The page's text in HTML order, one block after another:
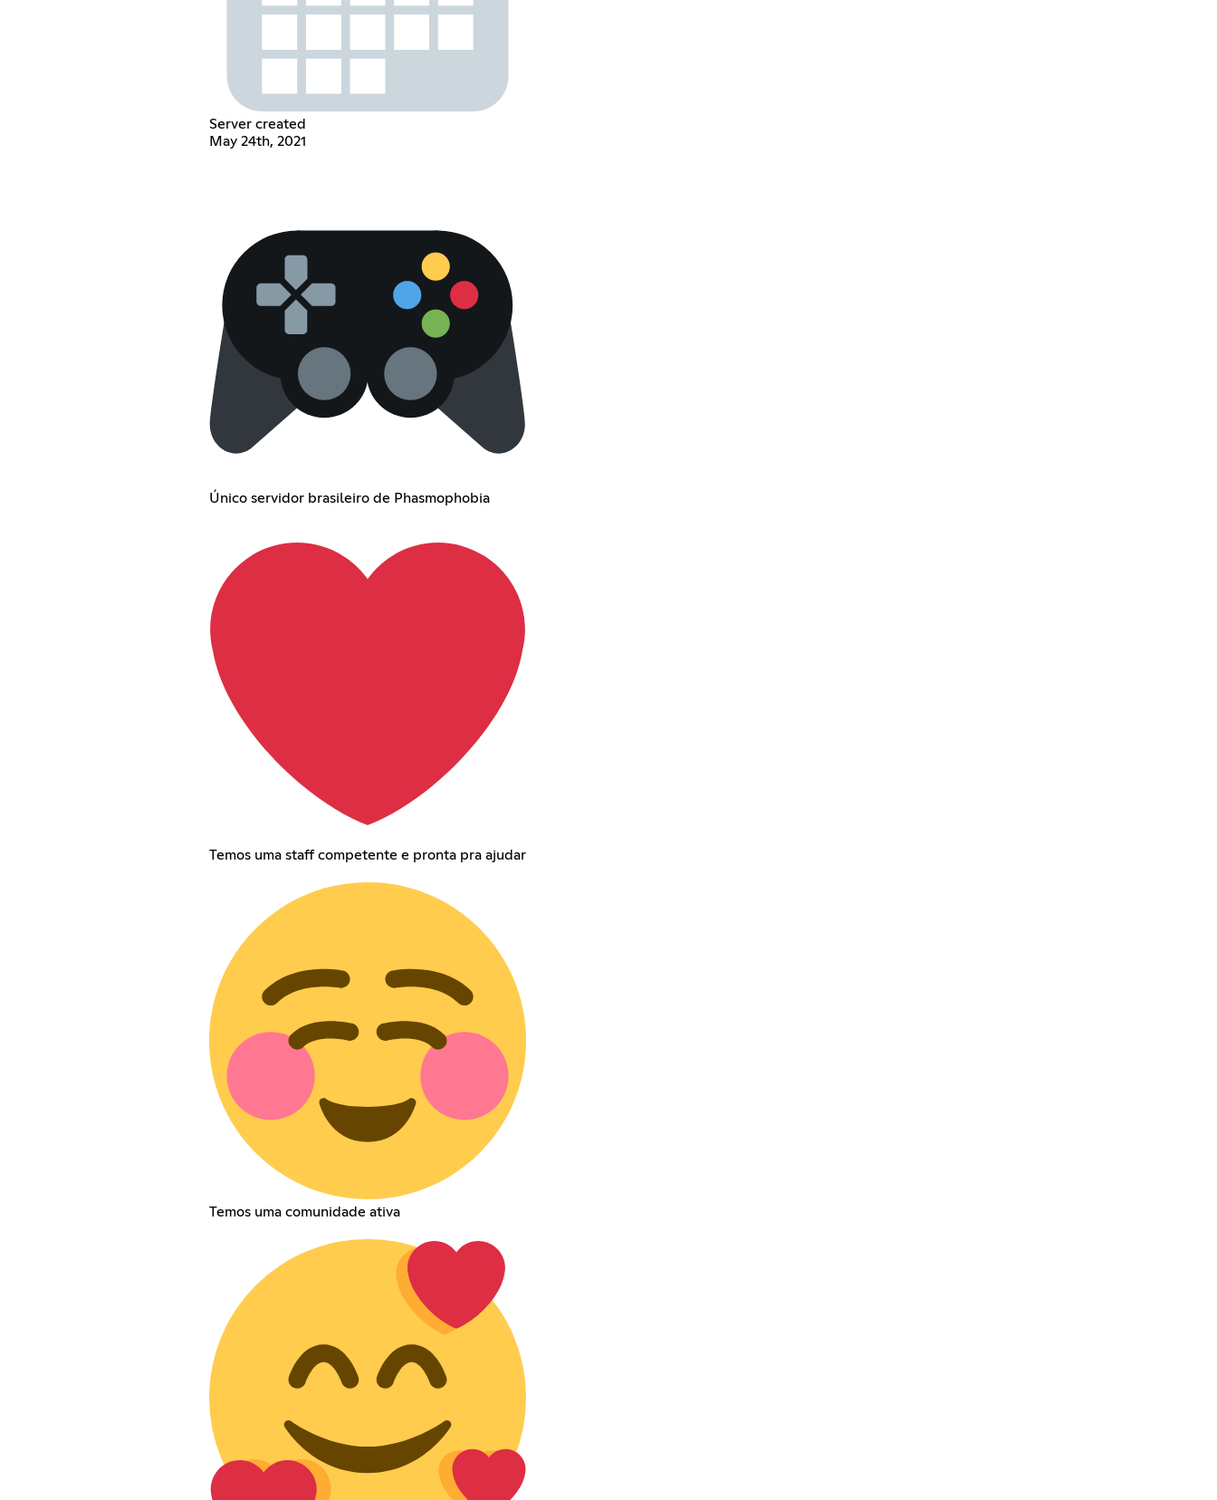
Server created
May 24th, 2021
Único servidor brasileiro de Phasmophobia
Temos uma staff competente e pronta pra ajudar
Temos uma comunidade ativa